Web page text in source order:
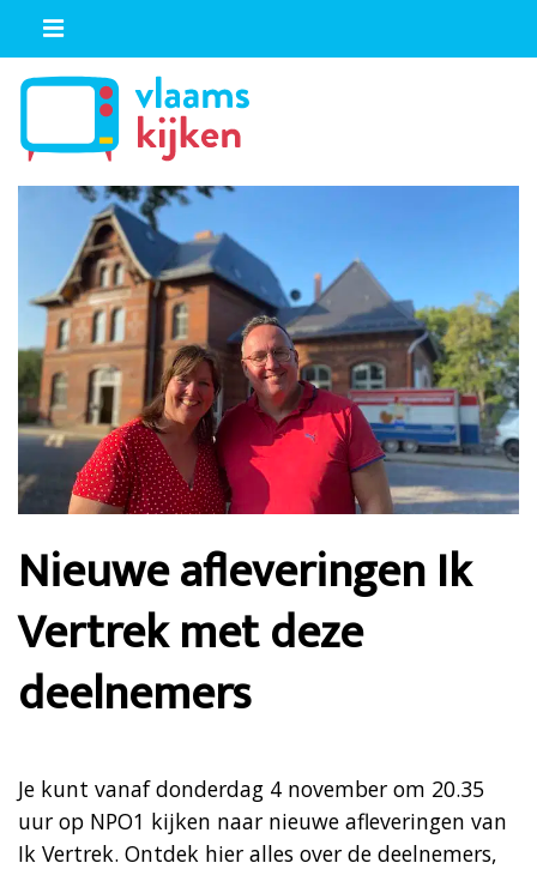
Nieuwe afleveringen Ik
Vertrek met deze
deelnemers
Je kunt vanaf donderdag 4 november om 20.35
uur op NPO1 kijken naar nieuwe afleveringen van
Ik Vertrek. Ontdek hier alles over de deelnemers,